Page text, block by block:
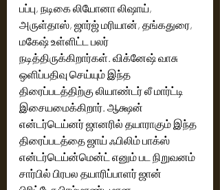
பப்பு, நடிகை லியோனா லிஷாய்,
அருள்தாஸ், ஜார்ஜ் மரியான், தங்கதுரை,
மகேஷ் உள்ளிட்ட பலர்
நடித்திருக்கிறார்கள். விக்னேஷ் வாசு
ஒளிப்பதிவு செய்யும் இந்த
திரைப்படத்திற்கு லியாண்டர் லீ மார்ட்டி
இசையமைக்கிறார்.‌ ஆக்ஷன்
என்டர்டெய்னர் ஜானரில் தயாராகும் இந்த
திரைப்படத்தை ஜாய் ஃபிலிம் பாக்ஸ்
என்டர்டெய்ன்மென்ட் எனும் பட நிறுவனம்
சார்பில் பிரபல தயாரிப்பாளர் ஜான்